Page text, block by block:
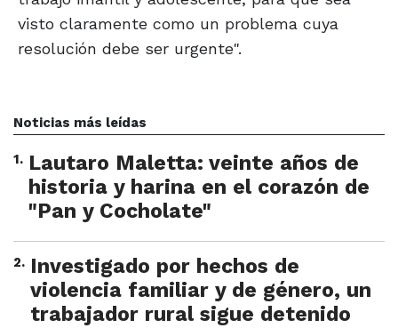
visto claramente como un problema cuya
resolución debe ser urgente".
Noticias más leídas
1. Lautaro Maletta: veinte años de
historia y harina en el corazón de
"Pan y Cocholate"
2. Investigado por hechos de
violencia familiar y de género, un
trabajador rural sigue detenido